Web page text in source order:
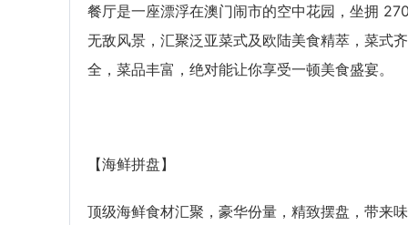
餐厅是一座漂浮在澳门闹市的空中花园，坐拥
无敌风景，汇聚泛亚菜式及欧陆美食精萃，菜式齐
全，菜品丰富，绝对能让你享受一顿美食盛宴。
【海鲜拼盘】
顶级海鲜食材汇聚，豪华份量，精致摆盘，带来